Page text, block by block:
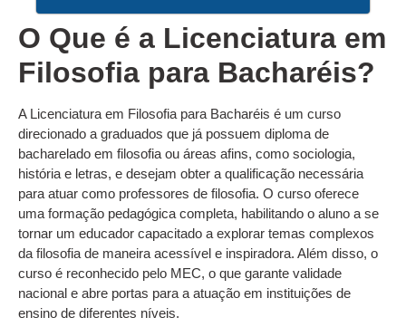
O Que é a Licenciatura em
Filosofia para Bacharéis?
A Licenciatura em Filosofia para Bacharéis é um curso
direcionado a graduados que já possuem diploma de
bacharelado em filosofia ou áreas afins, como sociologia,
história e letras, e desejam obter a qualificação necessária
para atuar como professores de filosofia. O curso oferece
uma formação pedagógica completa, habilitando o aluno a se
tornar um educador capacitado a explorar temas complexos
da filosofia de maneira acessível e inspiradora. Além disso, o
curso é reconhecido pelo MEC, o que garante validade
nacional e abre portas para a atuação em instituições de
ensino de diferentes níveis.